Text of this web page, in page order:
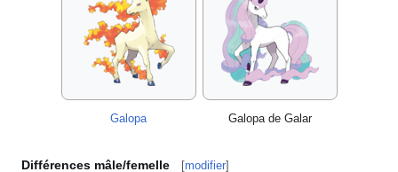
Galopa Galopa de Galar
Différences mâle/femelle [modifier]